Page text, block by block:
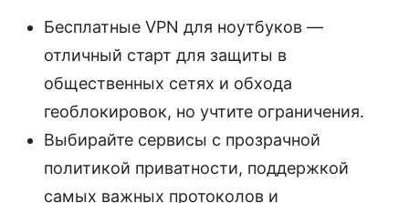
Бесплатные VPN для ноутбуков —
отличный старт для защиты в
общественных сетях и обхода
геоблокировок, но учтите ограничения.
Выбирайте сервисы с прозрачной
политикой приватности, поддержкой
самых важных протоколов и